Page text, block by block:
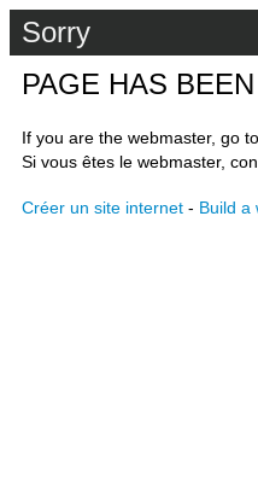
Sorry
PAGE HAS
If you are the webmaster, go
Si vous êtes le webmaster,
Créer un site internet - Build a